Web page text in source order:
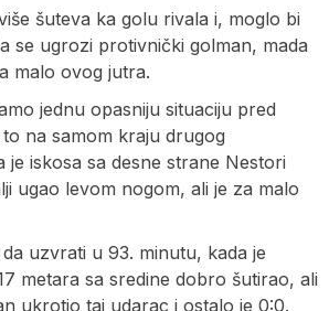
šuteva ka golu rivala i, moglo bi
se ugrozi protivnički golman, mada
malo ovog jutra.
jednu opasniju situaciju pred
na samom kraju drugog
je iskosa sa desne strane Nestori
ugao levom nogom, ali je za malo
uzvrati u 93. minutu, kada je
metara sa sredine dobro šutirao, ali
ukrotio taj udarac i ostalo je 0:0.